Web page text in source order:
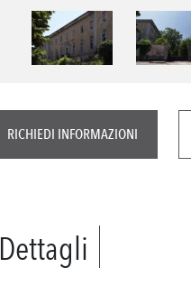
RICHIEDI INFORMAZIONI
Dettagli